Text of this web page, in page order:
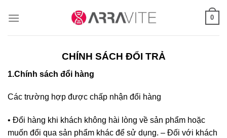
0
CHÍNH SÁCH ĐỔI TRẢ
1.Chính sách đổi hàng
Các trường hợp được chấp nhận đổi hàng
• Đổi hàng khi khách không hài lòng về sản phẩm hoặc
muốn đổi qua sản phẩm khác để sử dụng. – Đối với khách